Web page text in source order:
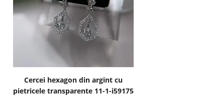
Cercei hexagon din argint cu
pietricele transparente 11-1-i59175